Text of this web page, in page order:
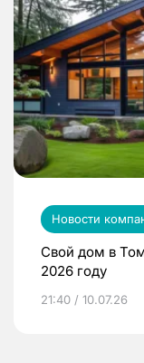
Новости
Свой дом в
2026 году
21:40 / 10.07.26